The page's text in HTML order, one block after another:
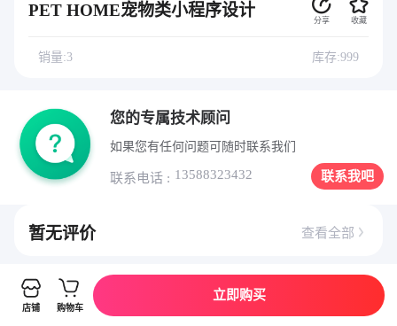
PET HOME宠物类小程序设计
分享 收藏
销量:3 库存:999
您的专属技术顾问
如果您有任何问题可随时联系我们
联系电话 : 13588323432 联系我吧
暂无评价 查看全部
详情介绍
店铺 购物车
立即购买